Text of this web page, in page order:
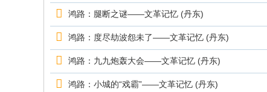
鸿路：腿断之谜——文革记忆 (丹东)
鸿路：度尽劫波怨未了——文革记忆 (丹东)
鸿路：九九炮轰大会——文革记忆 (丹东)
鸿路：小城的“戏霸”——文革记忆 (丹东)